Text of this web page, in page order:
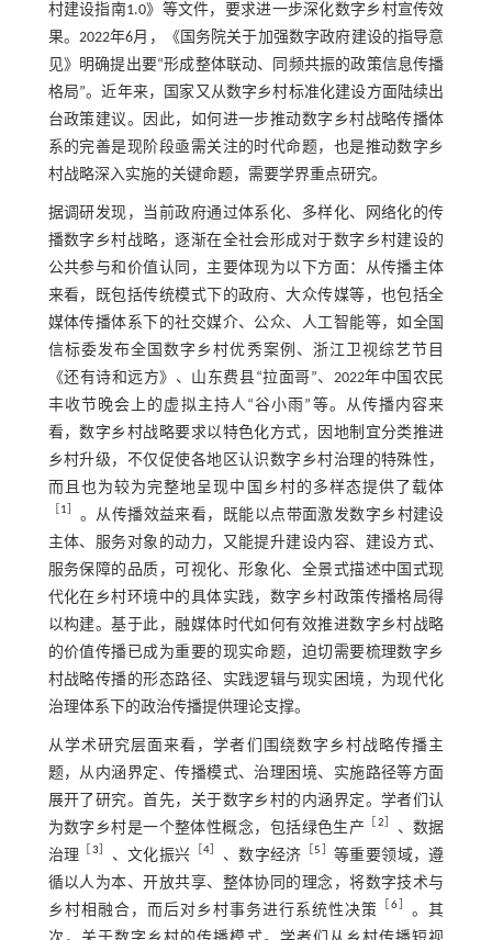
村建设指南1.0》等文件，要求进一步深化数字乡村宣传效
果。2022年6月，《国务院关于加强数字政府建设的指导意
见》明确提出要“形成整体联动、同频共振的政策信息传播
格局”。近年来，国家又从数字乡村标准化建设方面陆续出
台政策建议。因此，如何进一步推动数字乡村战略传播体
系的完善是现阶段亟需关注的时代命题，也是推动数字乡
村战略深入实施的关键命题，需要学界重点研究。
据调研发现，当前政府通过体系化、多样化、网络化的传
播数字乡村战略，逐渐在全社会形成对于数字乡村建设的
公共参与和价值认同，主要体现为以下方面：从传播主体
来看，既包括传统模式下的政府、大众传媒等，也包括全
媒体传播体系下的社交媒介、公众、人工智能等，如全国
信标委发布全国数字乡村优秀案例、浙江卫视综艺节目
《还有诗和远方》、山东费县“拉面哥”、2022年中国农民
丰收节晚会上的虚拟主持人“谷小雨”等。从传播内容来
看，数字乡村战略要求以特色化方式，因地制宜分类推进
乡村升级，不仅促使各地区认识数字乡村治理的特殊性，
而且也为较为完整地呈现中国乡村的多样态提供了载体
［1］ 。从传播效益来看，既能以点带面激发数字乡村建设
主体、服务对象的动力，又能提升建设内容、建设方式、
服务保障的品质，可视化、形象化、全景式描述中国式现
代化在乡村环境中的具体实践，数字乡村政策传播格局得
以构建。基于此，融媒体时代如何有效推进数字乡村战略
的价值传播已成为重要的现实命题，迫切需要梳理数字乡
村战略传播的形态路径、实践逻辑与现实困境，为现代化
治理体系下的政治传播提供理论支撑。
从学术研究层面来看，学者们围绕数字乡村战略传播主
题，从内涵界定、传播模式、治理困境、实施路径等方面
展开了研究。首先，关于数字乡村的内涵界定。学者们认
为数字乡村是一个整体性概念，包括绿色生产
［2］
、数据
治理
［3］ 、文化振兴 ［4］ 、数字经济 ［5］等重要领域，遵
循以人为本、开放共享、整体协同的理念，将数字技术与
乡村相融合，而后对乡村事务进行系统性决策
［6］ 。其